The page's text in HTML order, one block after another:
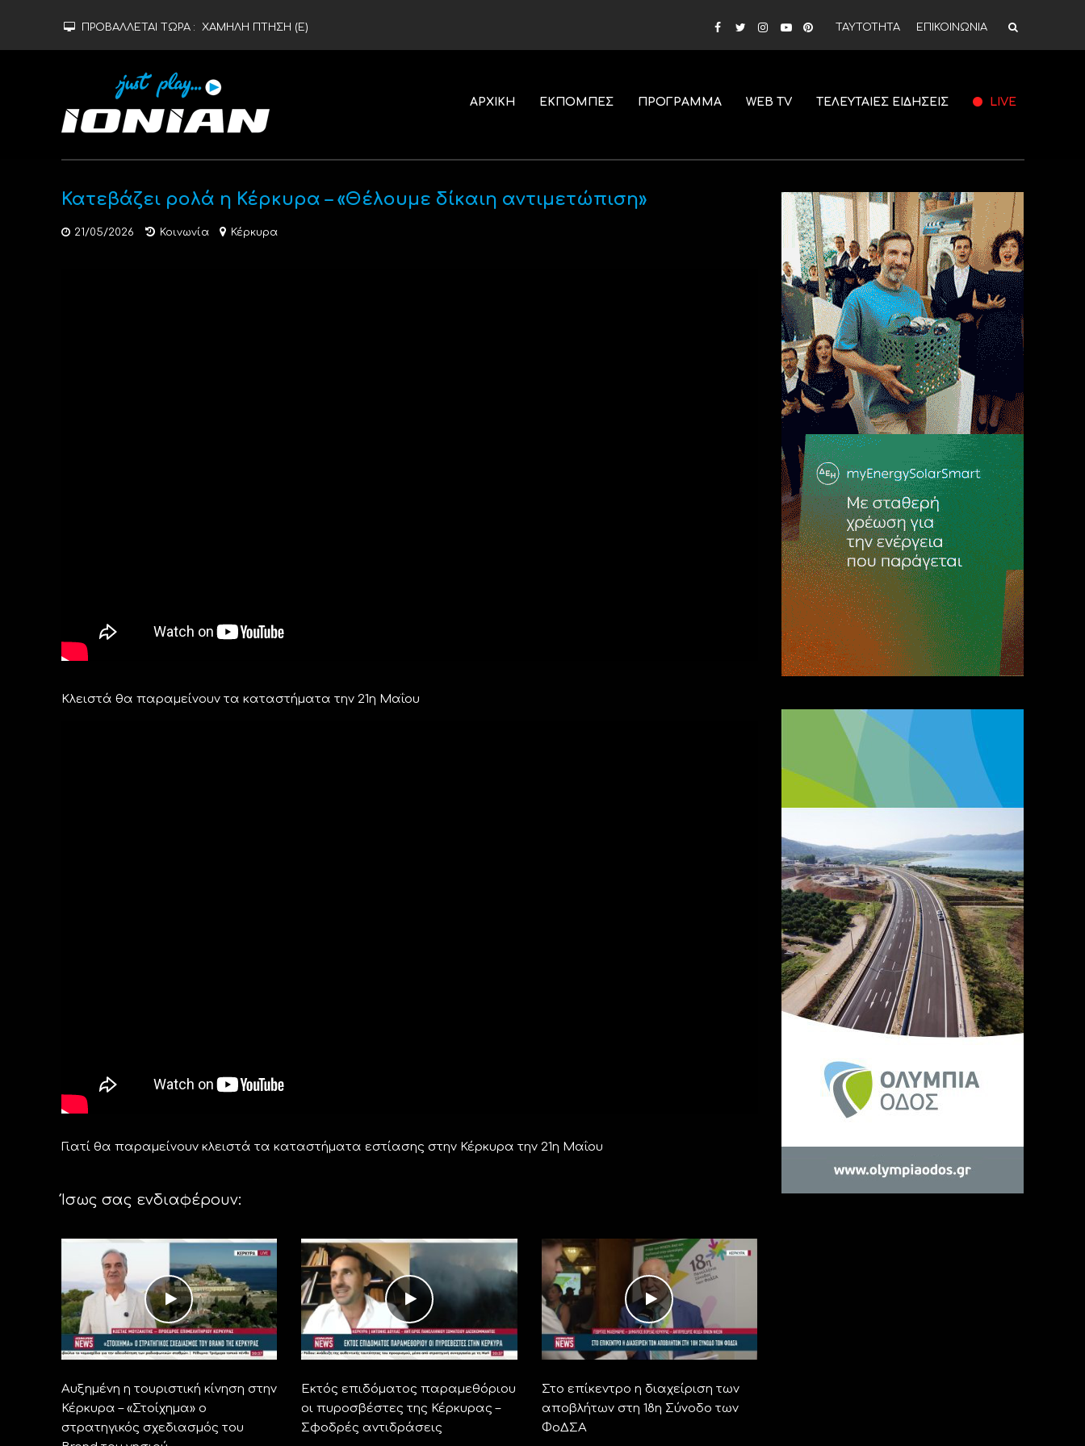
ΠΡΟΒΑΛΛΕΤΑΙ ΤΩΡΑ : ΧΑΜΗΛΗ ΠΤΗΣΗ (Ε) ΤΑΥΤΟΤΗΤΑ ΕΠΙΚΟΙΝΩΝΙΑ
ΑΡΧΙΚΗ ΕΚΠΟΜΠΕΣ ΠΡΟΓΡΑΜΜΑ WEB TV ΤΕΛΕΥΤΑΙΕΣ ΕΙΔΗΣΕΙΣ LIVE
Κατεβάζει ρολά η Κέρκυρα – «Θέλουμε δίκαιη αντιμετώπιση»
21/05/2026 Κοινωνία Κέρκυρα
Κλειστά θα παραμείνουν τα καταστήματα την 21η Μαΐου
Γιατί θα παραμείνουν κλειστά τα καταστήματα εστίασης στην Κέρκυρα την 21η Μαΐου
Ίσως σας ενδιαφέρουν:
Αυξημένη η τουριστική κίνηση στην
Κέρκυρα – «Στοίχημα» ο
στρατηγικός σχεδιασμός του
Εκτός επιδόματος παραμεθόριου
οι πυροσβέστες της Κέρκυρας –
Σφοδρές αντιδράσεις
Στο επίκεντρο η διαχείριση των
αποβλήτων στη 18η Σύνοδο των
ΦοΔΣΑ